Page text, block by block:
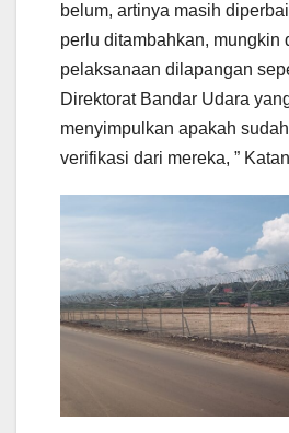
belum, artinya masih
perlu ditambahkan, mungkin
pelaksanaan dilapangan
Direktorat Bandar Udara
menyimpulkan apakah
verifikasi dari mereka, ”